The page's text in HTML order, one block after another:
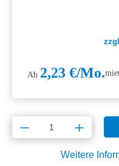
Ab 2,23 €/Mo.
Produkt Anzahl:
Weitere